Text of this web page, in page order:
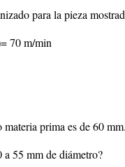
para la pieza
70 m/min
prima es de 60
55 mm de diámetro?